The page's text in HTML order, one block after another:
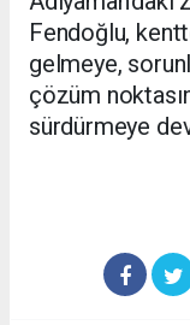
Fendoğlu,
gelmeye,
çözüm
sürdürmeye